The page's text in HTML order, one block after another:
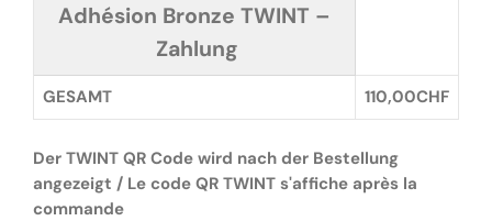
Adhésion Bronze TWINT –
Zahlung
GESAMT 110,00CHF
Der TWINT QR Code wird nach der Bestellung
angezeigt / Le code QR TWINT s'affiche après la
commande